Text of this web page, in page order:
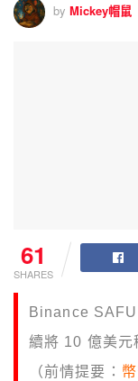
by Mickey帽鼠
61
SHARES
Binance
續將 10 億美元
（前情提要：